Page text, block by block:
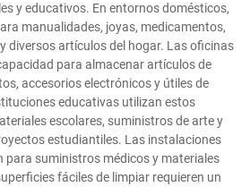
y educativos. En entornos domésticos,
manualidades, joyas, medicamentos,
diversos artículos del hogar. Las oficinas
para almacenar artículos de
accesorios electrónicos y útiles de
educativas utilizan estos
escolares, suministros de arte y
estudiantiles. Las instalaciones
para suministros médicos y materiales
fáciles de limpiar requieren un